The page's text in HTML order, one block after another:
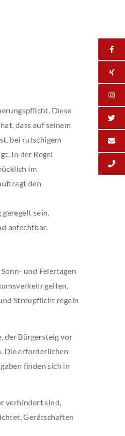
Diese
dass auf seinem
bei rutschigem
In der Regel
im
den
sein.
anfechtbar.
und Feiertagen
gelten,
Streupflicht regeln
der Bürgersteig vor
Die erforderlichen
finden sich in
verhindert sind,
Gerätschaften